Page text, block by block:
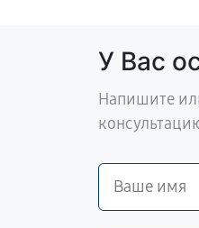
У Вас
Напишите